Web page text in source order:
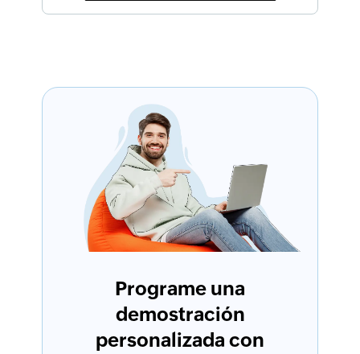
Programe una
demostración
personalizada con